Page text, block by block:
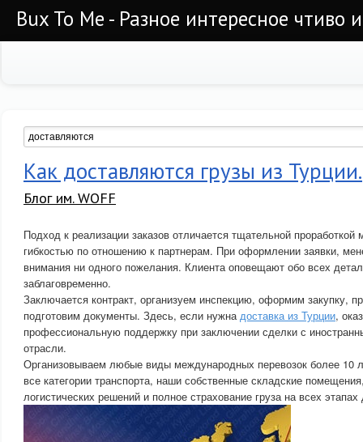
Bux To Me - Разное интересное чтиво
Как доставляются грузы из Турции.
Блог им. WOFF
Подход к реализации заказов отличается тщательной
гибкостью по отношению к партнерам. При оформлении заявки,
внимания ни одного пожелания. Клиента оповещают обо всех
заблаговременно.
Заключается контракт, организуем инспекцию, оформим закупку,
подготовим документы. Здесь, если нужнадоставка из Турции,
профессиональную поддержку при заключении сделки с
отрасли.
Организовываем любые виды международных перевозок более 10
все категории транспорта, наши собственные складские
логистических решений и полное страхование груза на всех